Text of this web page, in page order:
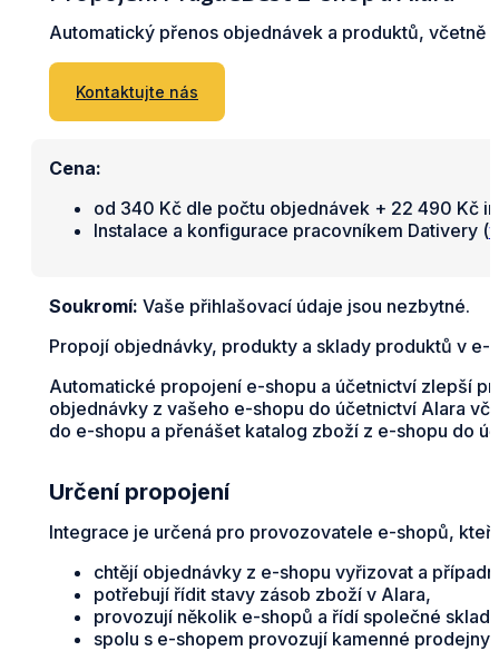
Automatický přenos objednávek a produktů, včetně
Kontaktujte nás
Cena:
od 340 Kč dle počtu objednávek + 22 490 Kč
Instalace a konfigurace pracovníkem Dativery (
Soukromí: Vaše přihlašovací údaje jsou nezbytné.
Propojí objednávky, produkty a sklady produktů v
Automatické propojení e-shopu a účetnictví zlepší
objednávky z vašeho e-shopu do účetnictví Alara
do e-shopu a přenášet katalog zboží z e-shopu do
Určení propojení
Integrace je určená pro provozovatele e-shopů,
chtějí objednávky z e-shopu vyřizovat a
potřebují řídit stavy zásob zboží v Alara,
provozují několik e-shopů a řídí společné
spolu s e-shopem provozují kamenné